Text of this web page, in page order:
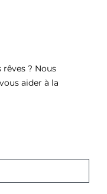
rêves ? Nous
aider à la